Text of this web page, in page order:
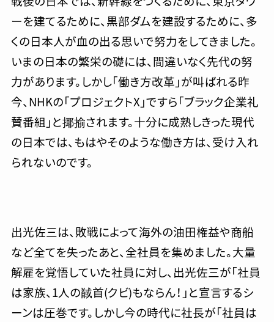
ーを建てるために、黒部ダムを建設するために、多
くの日本人が血の出る思いで努力をしてきました。
いまの日本の繁栄の礎には、間違いなく先代の努
力があります。しかし「働き方改革」が叫ばれる昨
今、NHKの「プロジェクトX」ですら「ブラック企業礼
賛番組」と揶揄されます。十分に成熟しきった現代
の日本では、もはやそのような働き方は、受け入れ
られないのです。
出光佐三は、敗戦によって海外の油田権益や商船
など全てを失ったあと、全社員を集めました。大量
解雇を覚悟していた社員に対し、出光佐三が「社員
は家族、1人の馘首(クビ)もならん！」と宣言するシ
ーンは圧巻です。しかし今の時代に社長が「社員は